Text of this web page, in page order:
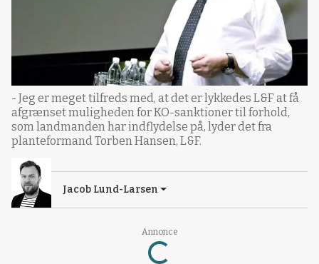
Annonce
Loading...
- Jeg er meget tilfreds med, at det er lykkedes L&F at få
afgrænset muligheden for KO-sanktioner til forhold,
som landmanden har indflydelse på, lyder det fra
planteformand Torben Hansen, L&F.
Jacob Lund-Larsen